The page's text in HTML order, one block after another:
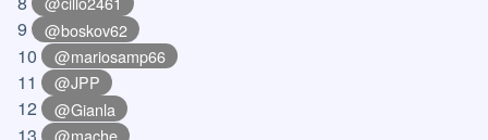
9 @boskov62
10 @mariosamp66
11 @JPP
12 @Gianla
@mache